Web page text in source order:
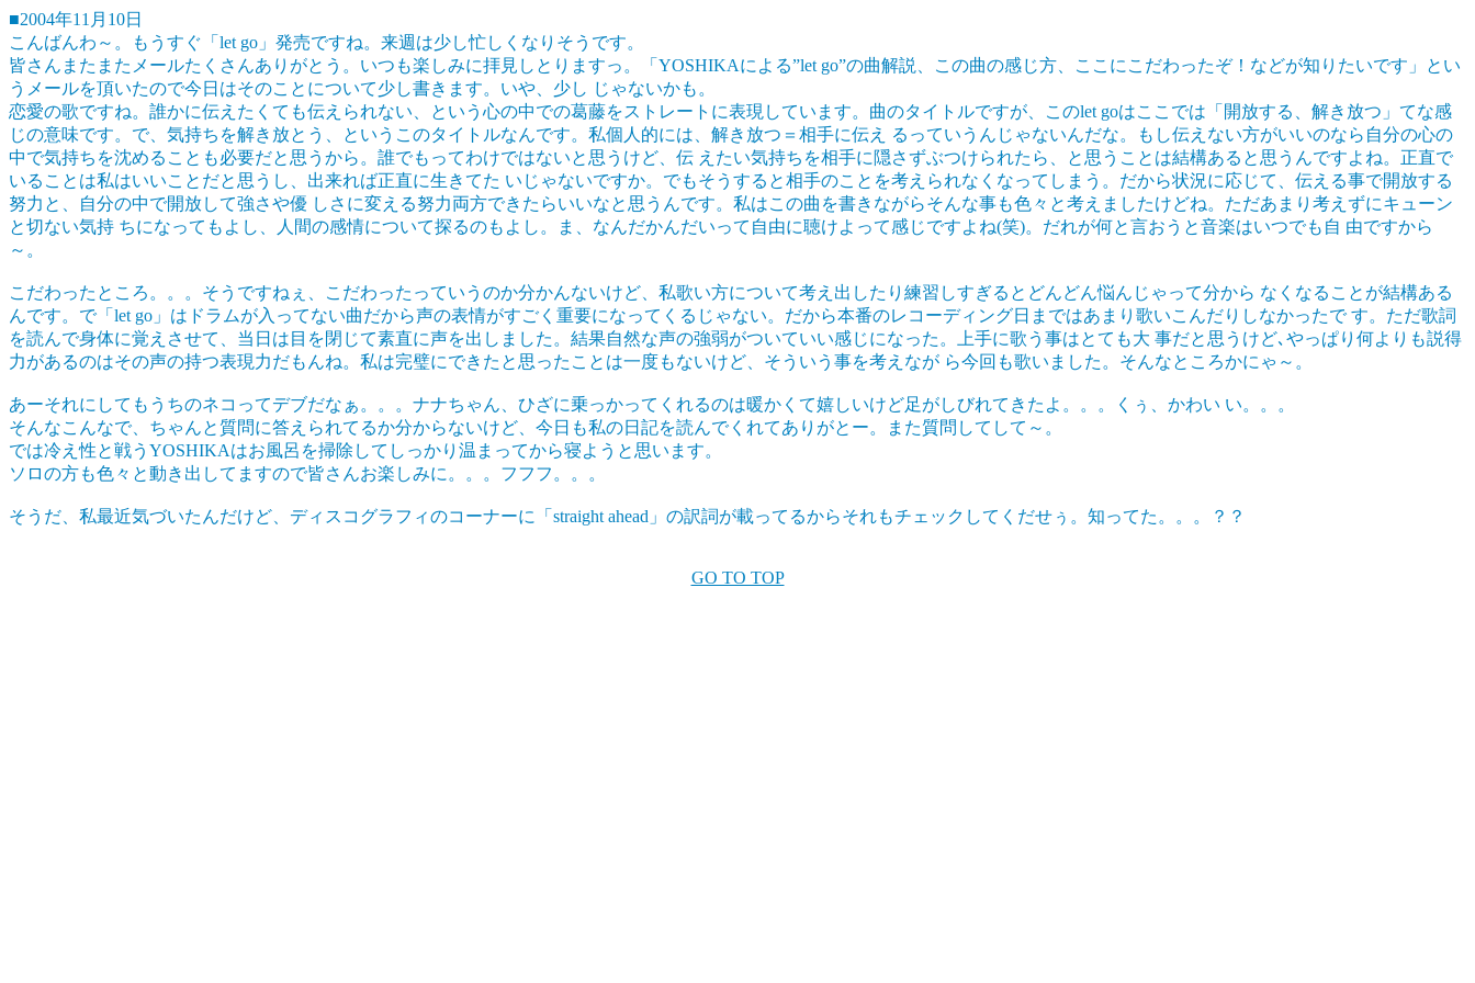
■2004年11月10日
こんばんわ～。もうすぐ「let go」発売ですね。来週は少し忙しくなりそうです。
皆さんまたまたメールたくさんありがとう。いつも楽しみに拝見しとりますっ。「YOSHIKAによる”let go”の曲解説、この曲の感じ方、ここにこだわったぞ！などが知りたいです」とい
うメールを頂いたので今日はそのことについて少し書きます。いや、少し じゃないかも。
恋愛の歌ですね。誰かに伝えたくても伝えられない、という心の中での葛藤をストレートに表現しています。曲のタイトルですが、このlet goはここでは「開放する、解き放つ」てな感
じの意味です。で、気持ちを解き放とう、というこのタイトルなんです。私個人的には、解き放つ＝相手に伝え るっていうんじゃないんだな。もし伝えない方がいいのなら自分の心の
中で気持ちを沈めることも必要だと思うから。誰でもってわけではないと思うけど、伝 えたい気持ちを相手に隠さずぶつけられたら、と思うことは結構あると思うんですよね。正直で
いることは私はいいことだと思うし、出来れば正直に生きてた いじゃないですか。でもそうすると相手のことを考えられなくなってしまう。だから状況に応じて、伝える事で開放する
努力と、自分の中で開放して強さや優 しさに変える努力両方できたらいいなと思うんです。私はこの曲を書きながらそんな事も色々と考えましたけどね。ただあまり考えずにキューン
と切ない気持 ちになってもよし、人間の感情について探るのもよし。ま、なんだかんだいって自由に聴けよって感じですよね(笑)。だれが何と言おうと音楽はいつでも自 由ですから
～。
こだわったところ。。。そうですねぇ、こだわったっていうのか分かんないけど、私歌い方について考え出したり練習しすぎるとどんどん悩んじゃって分から なくなることが結構ある
んです。で「let go」はドラムが入ってない曲だから声の表情がすごく重要になってくるじゃない。だから本番のレコーディング日まではあまり歌いこんだりしなかったで す。ただ歌詞
を読んで身体に覚えさせて、当日は目を閉じて素直に声を出しました。結果自然な声の強弱がついていい感じになった。上手に歌う事はとても大 事だと思うけど､やっぱり何よりも説得
力があるのはその声の持つ表現力だもんね。私は完璧にできたと思ったことは一度もないけど、そういう事を考えなが ら今回も歌いました。そんなところかにゃ～。
あーそれにしてもうちのネコってデブだなぁ。。。ナナちゃん、ひざに乗っかってくれるのは暖かくて嬉しいけど足がしびれてきたよ。。。くぅ、かわい い。。。
そんなこんなで、ちゃんと質問に答えられてるか分からないけど、今日も私の日記を読んでくれてありがとー。また質問してして～。
では冷え性と戦うYOSHIKAはお風呂を掃除してしっかり温まってから寝ようと思います。
ソロの方も色々と動き出してますので皆さんお楽しみに。。。フフフ。。。
そうだ、私最近気づいたんだけど、ディスコグラフィのコーナーに「straight ahead」の訳詞が載ってるからそれもチェックしてくだせぅ。知ってた。。。？？
GO TO TOP